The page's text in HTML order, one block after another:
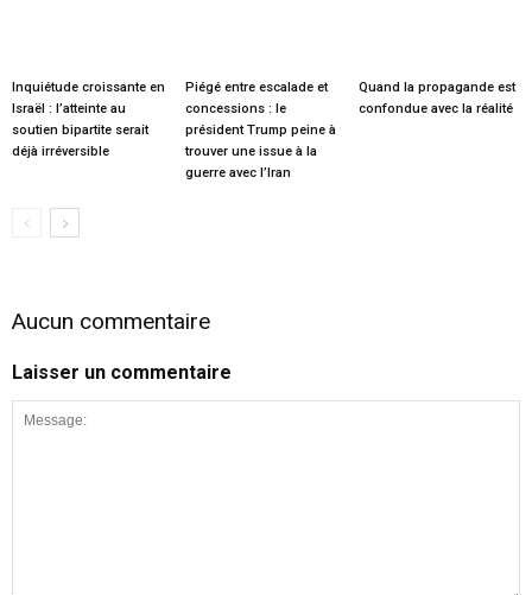
Inquiétude croissante en
Israël : l’atteinte au
soutien bipartite serait
déjà irréversible
Piégé entre escalade et
concessions : le
président Trump peine à
trouver une issue à la
guerre avec l’Iran
Quand la propagande est
confondue avec la réalité
Aucun commentaire
Laisser un commentaire